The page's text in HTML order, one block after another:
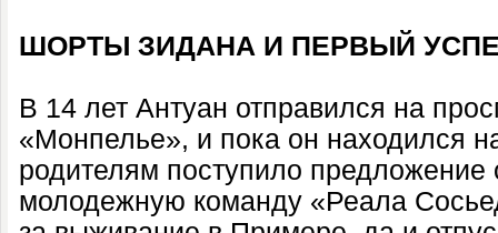
ШОРТЫ ЗИДАНА И ПЕРВЫЙ
В 14 лет Антуан отправился на
«Монпелье», и пока он находился
родителям поступило предложение
молодежную команду «Реала